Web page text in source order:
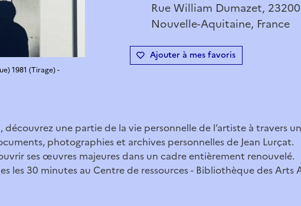
Rue William Dumazet,
Nouvelle-Aquitaine, France
Ajouter à mes favoris
1981 (Tirage) -
découvrez une partie de la vie personnelle de l’artiste à travers
photographies et archives personnelles de Jean Lurçat.
ses œuvres majeures dans un cadre entièrement renouvelé.
les 30 minutes au Centre de ressources - Bibliothèque des Arts